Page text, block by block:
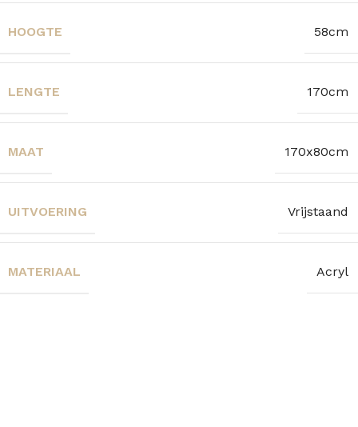
HOOGTE 58cm
LENGTE 170cm
MAAT 170x80cm
UITVOERING Vrijstaand
MATERIAAL Acryl